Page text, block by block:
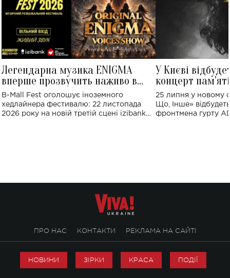
Легендарна музика ENIGMA
вперше прозвучить наживо в
Україні: де відбудеться концерт
B-Mall Fest оголошує іноземного
хедлайнера фестивалю: 22 листопада
2026 року на новій третій сцені izibank
У Києві
концерт
Клименка:
виконають
25 липня у новому
Що, Інше»
фронтмена гурту
ПРО НАС КОНТАКТИ РЕКЛАМА НА САЙТІ
НОВИНИ ЗІРКИ КРАСА ПОДІЇ